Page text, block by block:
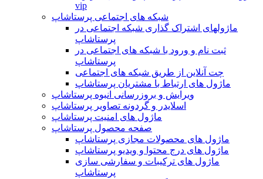
vip
شبکه های اجتماعی پرستاشاپ
ماژولهای اشتراک‌ گذاری شبکه اجتماعی در
پرستاشاپ
ثبت نام و ورود با شبکه های اجتماعی در
پرستاشاپ
چت آنلاین از طریق شبکه های اجتماعی
ماژول های ارتباط با مشتریان پرستاشاپ
ویرایش و بروزرسانی انبوه پرستاشاپ
اسلایدر و گردونه تصاویر پرستاشاپ
ماژول های امنیت پرستاشاپ
صفحه محصول پرستاشاپ
ماژول های محصولات مجازی پرستاشاپ
ماژول های درج محتوا و ویدیو پرستاشاپ
ماژول های ترکیبات و سفارشی سازی
پرستاشاپ